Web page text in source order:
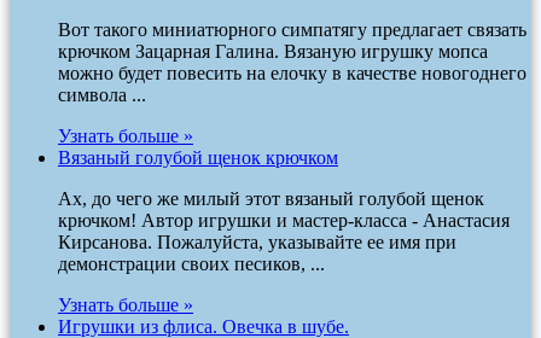
Вот такого миниатюрного симпатягу предлагает связать
крючком Зацарная Галина. Вязаную игрушку мопса
можно будет повесить на елочку в качестве новогоднего
символа ...
Узнать больше »
Вязаный голубой щенок крючком
Ах, до чего же милый этот вязаный голубой щенок
крючком! Автор игрушки и мастер-класса - Анастасия
Кирсанова. Пожалуйста, указывайте ее имя при
демонстрации своих песиков, ...
Узнать больше »
Игрушки из флиса. Овечка в шубе.